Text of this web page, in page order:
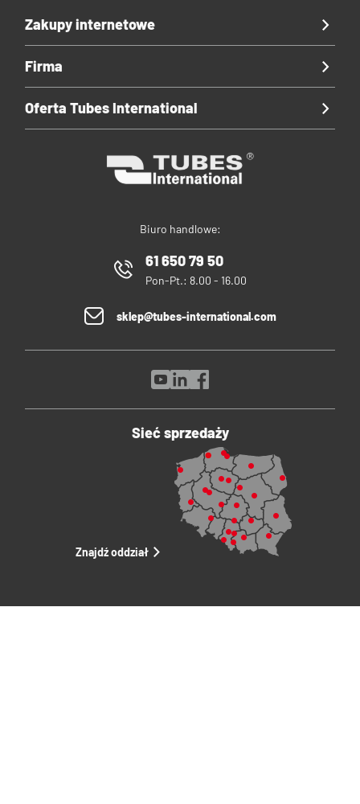
Biuro handlowe:
61 650 79 50
Pon-Pt.: 8.00 - 16.00
sklep@tubes-international.com
Zakupy internetowe
Firma
Oferta Tubes International
Sieć sprzedaży
Znajdź oddział